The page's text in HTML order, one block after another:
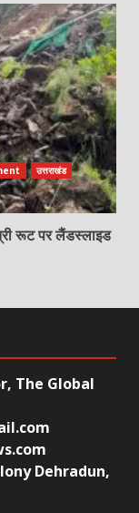
उत्तराखंड
रूट पर लैंडस्लाइड
The Global
Dehradun,